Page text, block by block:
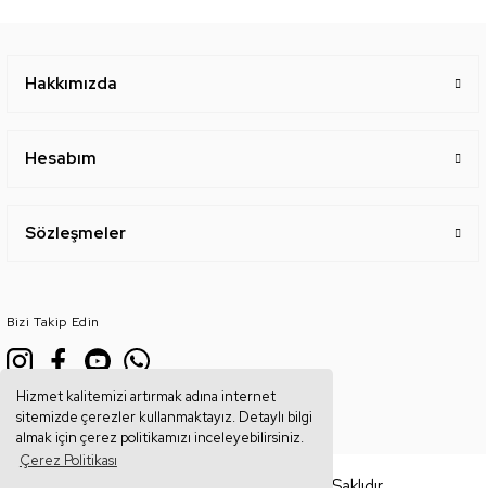
Hizmet kalitemizi artırmak adına internet
sitemizde çerezler kullanmaktayız. Detaylı bilgi
almak için çerez politikamızı inceleyebilirsiniz.
Çerez Politikası
Hakkımızda
Hesabım
Sözleşmeler
Bizi Takip Edin